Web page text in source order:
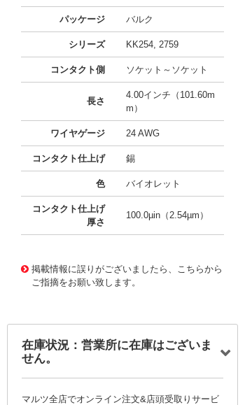
パッケージ バルク
シリーズ KK254, 2759
コンタクト側 ソケット～ソケット
長さ
4.00インチ（101.60m
m）
ワイヤゲージ 24 AWG
コンタクト仕上げ 錫
色 バイオレット
コンタクト仕上げ
厚さ
100.0µin（2.54µm）
掲載情報に誤りがございましたら、こちらから
ご指摘をお願い致します。
在庫状況：営業所に在庫はございま
せん。
マルツ全店でオンライン注文&店頭受取りサービ